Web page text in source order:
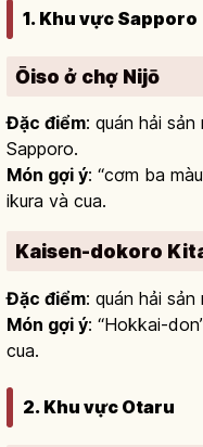
1. Khu vực Sapporo
Ōiso ở chợ Nijō
Đặc điểm: quán hải
Sapporo.
Món gợi ý: “cơm ba
ikura và cua.
Kaisen-dokoro
Đặc điểm: quán hải
Món gợi ý: “Hokkai-
cua.
2. Khu vực Otaru